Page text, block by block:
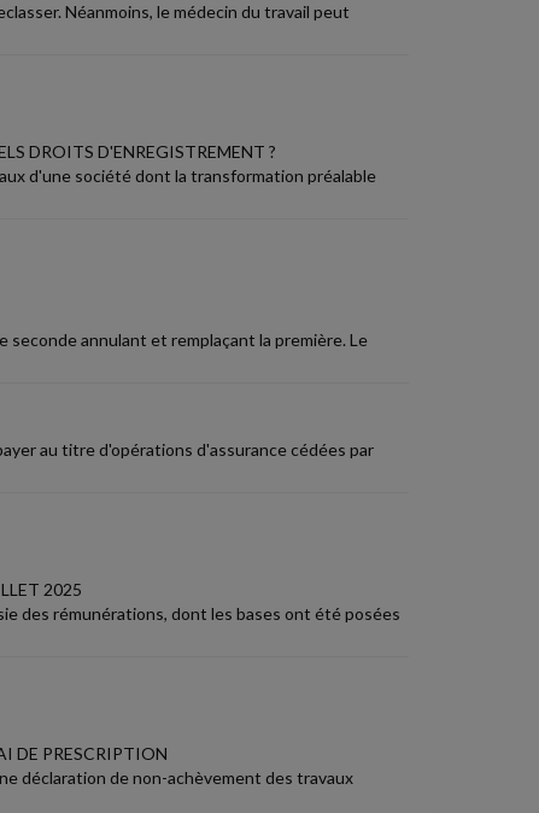
Néanmoins, le médecin du travail peut
DROITS D'ENREGISTREMENT ?
d'une société dont la transformation préalable
annulant et remplaçant la première. Le
au titre d'opérations d'assurance cédées par
2025
des rémunérations, dont les bases ont été posées
DE PRESCRIPTION
déclaration de non-achèvement des travaux